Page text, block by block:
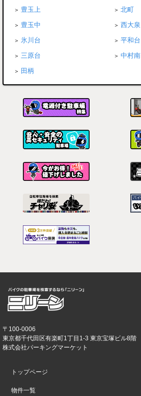
豊玉上
北町
豊玉中
西大泉
氷川台
平和台
三原台
中村南
田柄
〒100-0006
東京都千代田区有楽町1丁目1-3 東京宝塚ビル8階
株式会社パーキングマーケット
トップページ
物件一覧